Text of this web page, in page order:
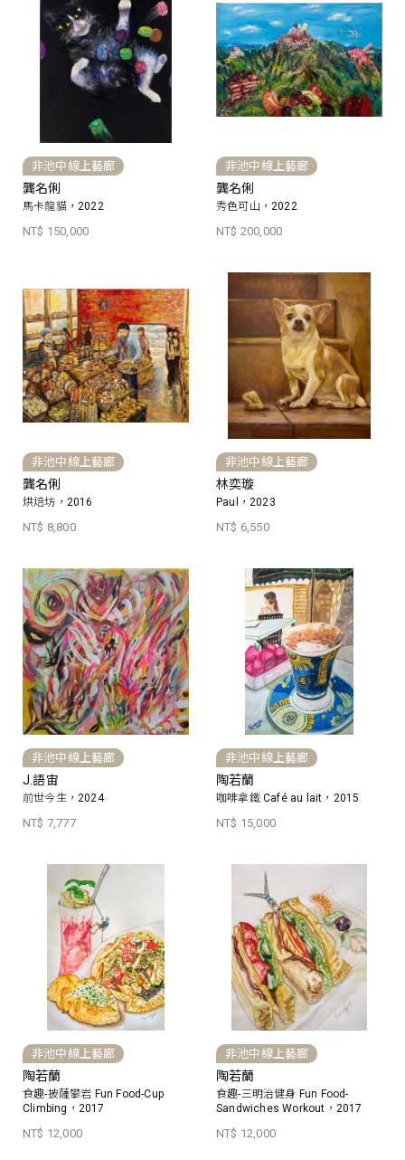
非池中線上藝廊
龔名俐
馬卡龍貓，2022
NT$ 150,000
非池中線上藝廊
龔名俐
秀色可山，2022
NT$ 200,000
非池中線上藝廊
龔名俐
烘焙坊，2016
NT$ 8,800
非池中線上藝廊
林奕璇
Paul，2023
NT$ 6,550
非池中線上藝廊
J.語宙
前世今生，2024
NT$ 7,777
非池中線上藝廊
陶若蘭
咖啡拿鐵 Café au lait，2015
NT$ 15,000
非池中線上藝廊
陶若蘭
食趣-披薩攀岩 Fun Food-Cup
Climbing，2017
NT$ 12,000
非池中線上藝廊
陶若蘭
食趣-三明治健身 Fun Food-
Sandwiches Workout，2017
NT$ 12,000